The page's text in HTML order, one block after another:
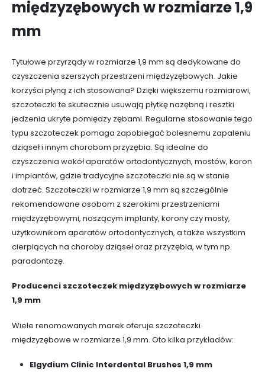
międzyzębowych w rozmiarze 1,9
mm
Tytułowe przyrządy w rozmiarze 1,9 mm są dedykowane do
czyszczenia szerszych przestrzeni międzyzębowych. Jakie
korzyści płyną z ich stosowana? Dzięki większemu rozmiarowi,
szczoteczki te skutecznie usuwają płytkę nazębną i resztki
jedzenia ukryte pomiędzy zębami. Regularne stosowanie tego
typu szczoteczek pomaga zapobiegać bolesnemu zapaleniu
dziąseł i innym chorobom przyzębia. Są idealne do
czyszczenia wokół aparatów ortodontycznych, mostów, koron
i implantów, gdzie tradycyjne szczoteczki nie są w stanie
dotrzeć. Szczoteczki w rozmiarze 1,9 mm są szczególnie
rekomendowane osobom z szerokimi przestrzeniami
międzyzębowymi, noszącym implanty, korony czy mosty,
użytkownikom aparatów ortodontycznych, a także wszystkim
cierpiących na choroby dziąseł oraz przyzębia, w tym np.
paradontozę.
Producenci szczoteczek międzyzębowych w rozmiarze
1,9 mm
Wiele renomowanych marek oferuje szczoteczki
międzyzębowe w rozmiarze 1,9 mm. Oto kilka przykładów:
Elgydium Clinic Interdental Brushes 1,9 mm